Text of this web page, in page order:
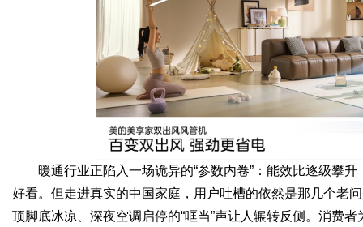
暖通行业正陷入一场诡异的“参数内卷”：能效比逐级攀
好看。但走进真实的中国家庭，用户吐槽的依然是那几个
顶脚底冰凉、深夜空调启停的“哐当”声让人辗转反侧。消费